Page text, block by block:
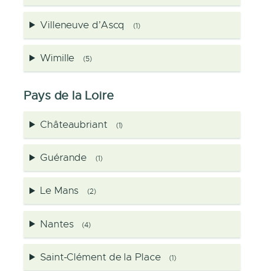
Villeneuve d’Ascq (1)
Wimille (5)
Pays de la Loire
Châteaubriant (1)
Guérande (1)
Le Mans (2)
Nantes (4)
Saint-Clément de la Place (1)